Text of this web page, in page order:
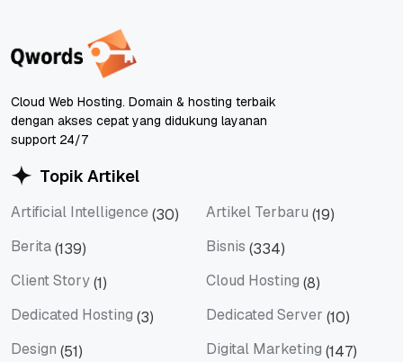
Cloud Web Hosting. Domain & hosting terbaik
dengan akses cepat yang didukung layanan
support 24/7
Topik Artikel
Artificial Intelligence (30) Artikel Terbaru (19)
Berita(139) Bisnis (334)
Client Story(1) Cloud Hosting (8)
Dedicated Hosting (3) Dedicated Server (10)
Design (51) Digital Marketing (147)